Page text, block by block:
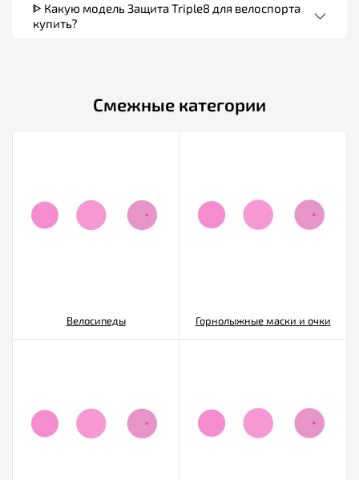
ᐈ Какую модель Защита Triple8 для велоспорта
купить?
Смежные категории
Велосипеды Горнолыжные маски и очки